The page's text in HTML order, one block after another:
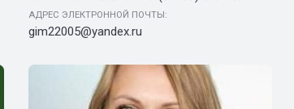
АДРЕС ЭЛЕКТРОННОЙ ПОЧТЫ:
gim22005@yandex.ru